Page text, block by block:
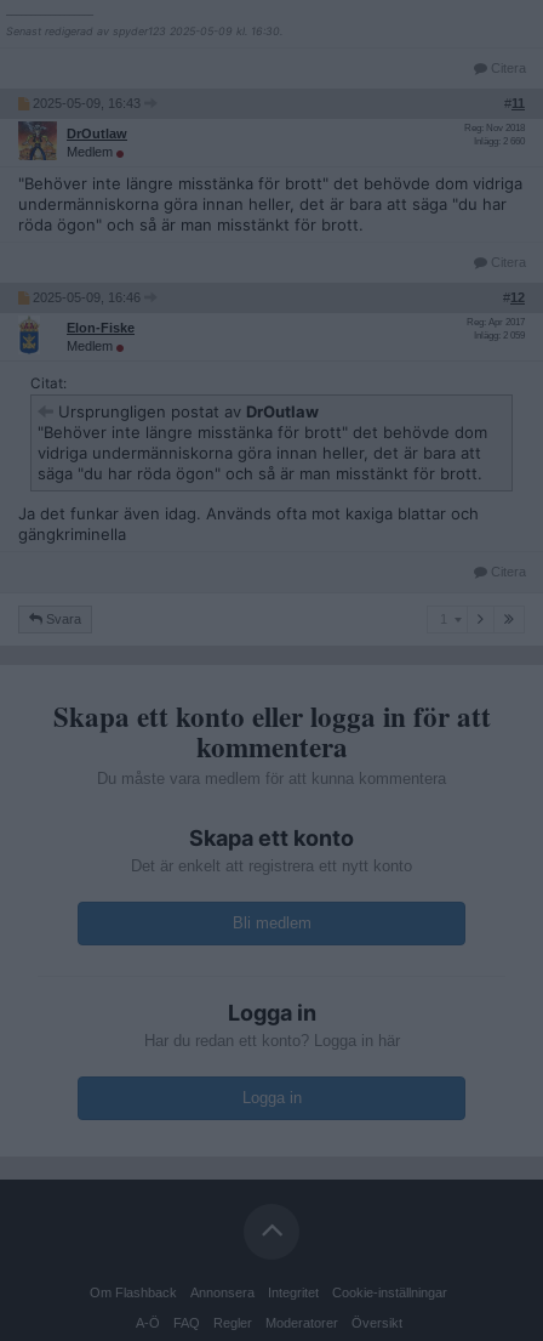
Senast redigerad av spyder123 2025-05-09 kl. 16:30.
Citera
2025-05-09, 16:43 #11
DrOutlaw
Medlem
Reg: Nov 2018
Inlägg: 2 660
"Behöver inte längre misstänka för brott" det behövde dom vidriga
undermänniskorna göra innan heller, det är bara att säga "du har
röda ögon" och så är man misstänkt för brott.
Citera
2025-05-09, 16:46 #12
Elon-Fiske
Medlem
Reg: Apr 2017
Inlägg: 2 059
Citat:
Ursprungligen postat av DrOutlaw
"Behöver inte längre misstänka för brott" det behövde dom
vidriga undermänniskorna göra innan heller, det är bara att
säga "du har röda ögon" och så är man misstänkt för brott.
Ja det funkar även idag. Används ofta mot kaxiga blattar och
gängkriminella
Citera
Svara
Skapa ett konto eller logga in för att
kommentera
Du måste vara medlem för att kunna kommentera
Skapa ett konto
Det är enkelt att registrera ett nytt konto
Bli medlem
Logga in
Har du redan ett konto? Logga in här
Logga in
Om Flashback Annonsera Integritet Cookie-inställningar
A-Ö FAQ Regler Moderatorer Översikt